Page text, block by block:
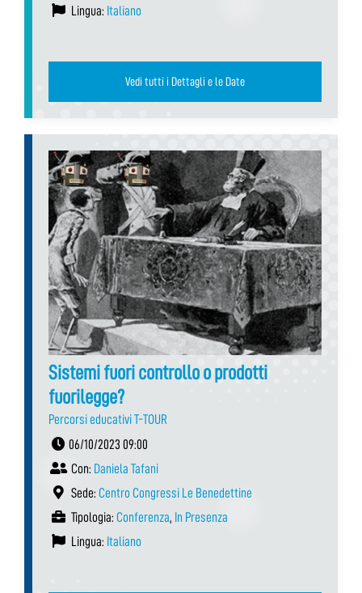
Lingua: Italiano
Vedi tutti i Dettagli e le Date
Sistemi fuori controllo o prodotti
fuorilegge?
Percorsi educativi T-TOUR
06/10/2023 09:00
Con: Daniela Tafani
Sede: Centro Congressi Le Benedettine
Tipologia: Conferenza, In Presenza
Lingua: Italiano